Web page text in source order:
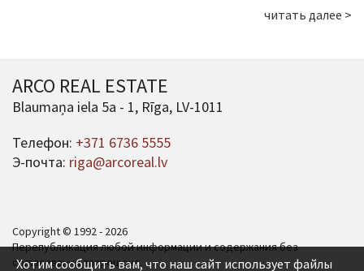
читать далее >
ARCO REAL ESTATE
Blaumaņa iela 5a - 1, Rīga, LV-1011
Телефон: +371 6736 5555
Э-почта: riga@arcoreal.lv
Copyright © 1992 - 2026
Перепубликация любой информации и содержания без
согласования запрещена.
Хотим сообщить вам, что наш сайт использует файлы